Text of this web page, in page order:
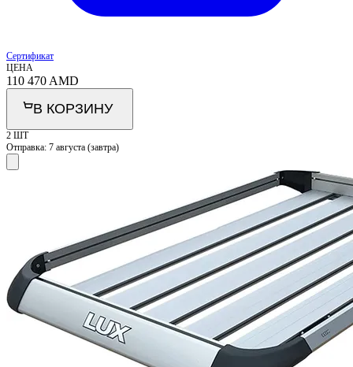
Сертификат
ЦЕНА
110 470 AMD
В КОРЗИНУ
2 ШТ
Отправка: 7 августа (завтра)